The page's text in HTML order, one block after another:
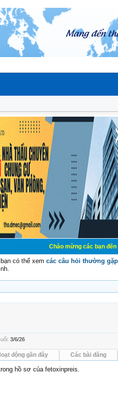
Chào mừng các bạn đến với Diễn
có thể xem các câu hỏi thường gặp
3/6/26
động gần đây Các bài đăng
hồ sơ của fetoxinpreis.